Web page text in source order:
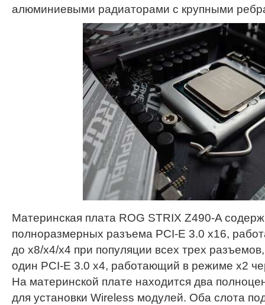
алюминиевыми радиаторами с крупными
Материнская плата ROG STRIX Z490-A
полноразмерных разъема PCI-E 3.0 x16,
до x8/x4/x4 при популяции всех трех
один PCI-E 3.0 x4, работающий в режиме x2
На материнской плате находится два
для установки Wireless модулей. Оба слота